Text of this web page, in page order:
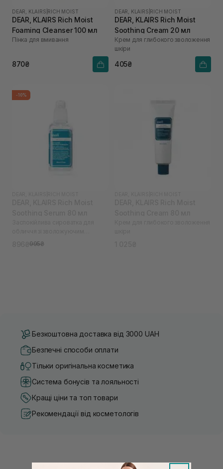
DEAR, KLAIRS RICH MOIST
DEAR, KLAIRS Rich Moist
Foaming Cleanser 100 мл
Пінка для вмивання
870₴
DEAR, KLAIRS RICH MOIST
DEAR, KLAIRS Rich Moist
Soothing Cream 20 мл
Крем для глибокого зволоження
шкіри
405₴
-10%
ефектом995₴
Безкоштовна доставка від 3000 UAH
Безпечні способи оплати
Тільки оригінальна косметика
Система бонусів та лояльності
Кращі ціни та топ товари
Рекомендації від косметологів